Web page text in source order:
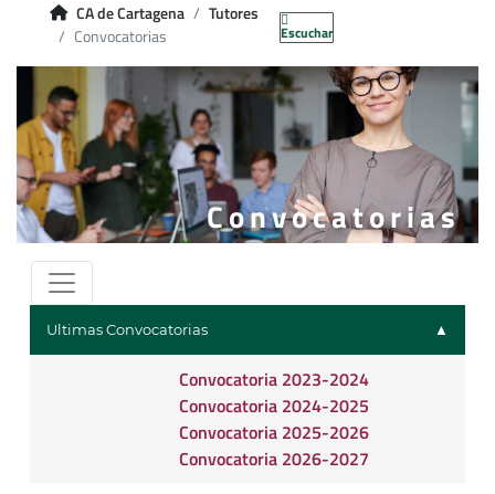
CA de Cartagena
Tutores
Convocatorias
Escuchar
Convocatorias
Ultimas Convocatorias
Convocatoria 2023-2024
Convocatoria 2024-2025
Convocatoria 2025-2026
Convocatoria 2026-2027